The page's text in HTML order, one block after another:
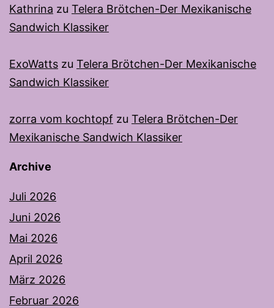
Kathrina zu Telera Brötchen-Der Mexikanische
Sandwich Klassiker
ExoWatts zu Telera Brötchen-Der Mexikanische
Sandwich Klassiker
zorra vom kochtopf zu Telera Brötchen-Der
Mexikanische Sandwich Klassiker
Archive
Juli 2026
Juni 2026
Mai 2026
April 2026
März 2026
Februar 2026